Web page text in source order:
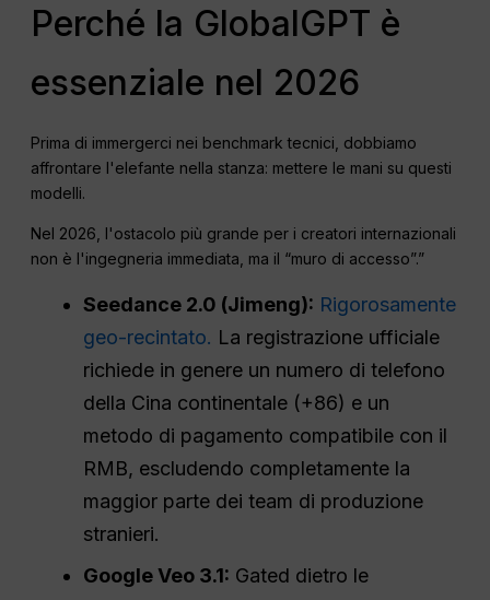
Perché la GlobalGPT è
essenziale nel 2026
Prima di immergerci nei benchmark tecnici, dobbiamo
affrontare l'elefante nella stanza: mettere le mani su questi
modelli.
Nel 2026, l'ostacolo più grande per i creatori internazionali
non è l'ingegneria immediata, ma il “muro di accesso”.”
Seedance 2.0 (Jimeng): Rigorosamente
geo-recintato. La registrazione ufficiale
richiede in genere un numero di telefono
della Cina continentale (+86) e un
metodo di pagamento compatibile con il
RMB, escludendo completamente la
maggior parte dei team di produzione
stranieri.
Google Veo 3.1: Gated dietro le